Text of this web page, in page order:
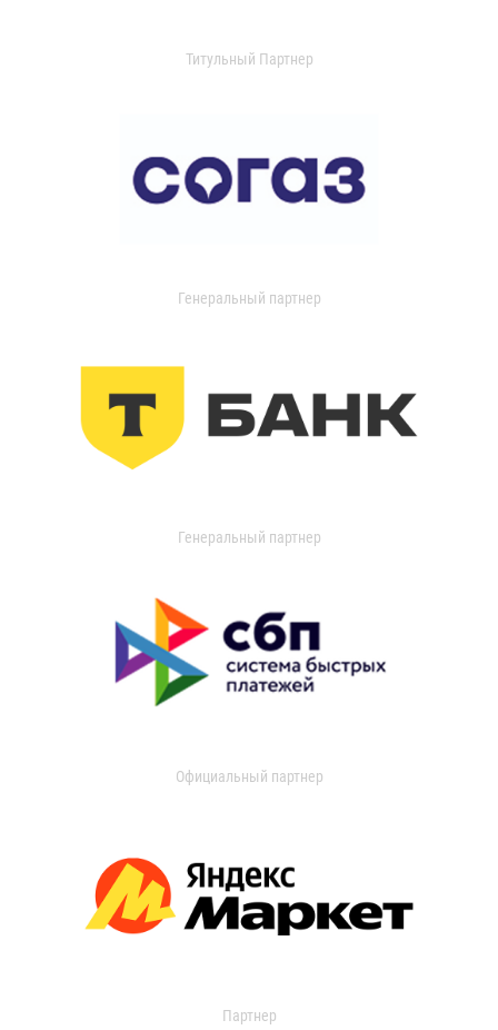
Титульный Партнер
Генеральный партнер
Генеральный партнер
Официальный партнер
Партнер